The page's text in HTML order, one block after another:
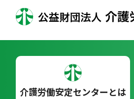
介護労働安定センターとは